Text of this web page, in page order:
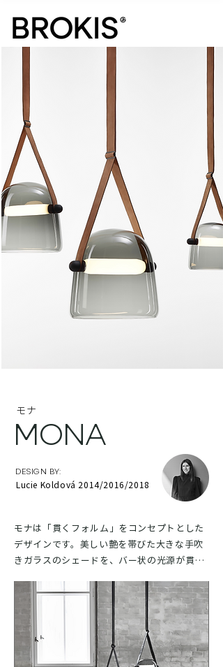
モナ
MONA
DESIGN BY:
Lucie Koldová 2014/2016/2018
モナは「貫くフォルム」をコンセプトとした
デザインです。美しい艶を帯びた大きな手吹
きガラスのシェードを、バー状の光源が貫い
張感をもたらします。金属やレザー、ガラス
など、使われているどの素材も職人たちによ
って妥協することなく作られたもの。その卓
越した技術を間近で見るために、モナは最良
の存在と言っても過言ではないでしょう。ペ